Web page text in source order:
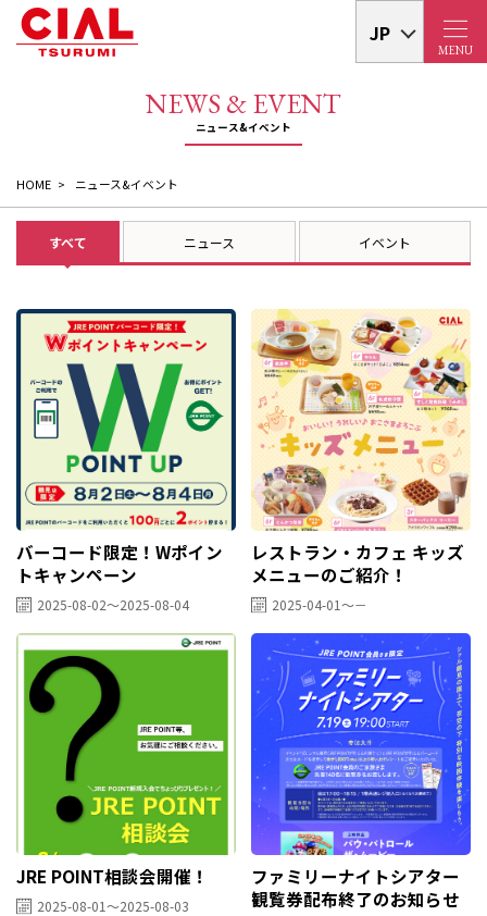
MENU
JP
HOME ニュース&イベント
すべて ニュース イベント
バーコード限定！Wポイン
トキャンペーン
2025-08-02～2025-08-04
レストラン・カフェ キッズ
メニューのご紹介！
2025-04-01～－
JRE POINT相談会開催！
2025-08-01～2025-08-03
ファミリーナイトシアター
観覧券配布終了のお知らせ